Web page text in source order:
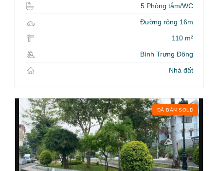
5 Phòng tắm/WC
Đường rộng 16m
110 m²
Bình Trưng Đông
Nhà đất
ĐÃ BÁN SOLD